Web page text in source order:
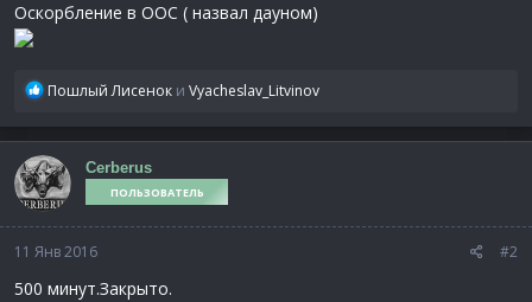
Оскорбление в ООС ( назвал дауном)
Р
а
к
ц
и
Пошлый Лисенок и Vyacheslav_Litvinov
Cerberus
ПОЛЬЗОВАТЕЛЬ
11 Янв 2016 #2
500 минут.Закрыто.